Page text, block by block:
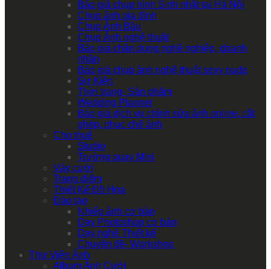
Báo giá chụp hình Sinh nhật tại Hà Nội
Chụp ảnh gia đình
Chụp Ảnh Bầu
Chụp Ảnh nghệ thuật
Báo giá chân dung nghề nghiệp, doanh
nhân
Báo giá chụp ảnh nghệ thuật sexy nude
Sự Kiện
Thời trang- Sản phẩm
Wedding Planner
Báo giá dịch vụ chỉnh sửa ảnh online, cắt
ghép, phục chế ảnh
Cho thuê
Studio
Trường quay Mini
Váy cưới
Trang điểm
Thiết Kế Đồ Họa
Đào tạo
Nhiếp ảnh cơ bản
Dạy Photoshop cơ bản
Dạy nghề Thiết kế
Chuyên đề- Workshop
Thư Viện Ảnh
Album Ảnh Cưới